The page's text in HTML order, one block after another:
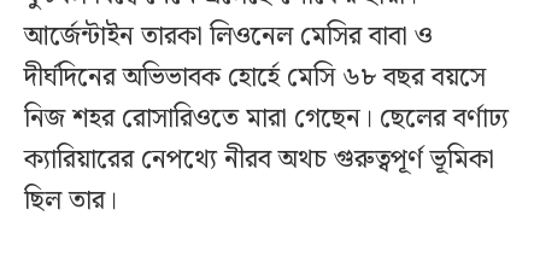
আর্জেন্টাইন তারকা লিওনেল মেসির বাবা ও
দীর্ঘদিনের অভিভাবক হোর্হে মেসি ৬৮ বছর বয়সে
নিজ শহর রোসারিওতে মারা গেছেন। ছেলের বর্ণাঢ্য
ক্যারিয়ারের নেপথ্যে নীরব অথচ গুরুত্বপূর্ণ ভূমিকা
ছিল তার।